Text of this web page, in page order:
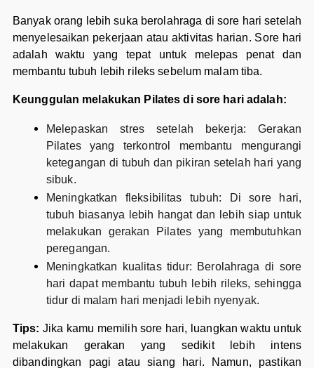
Banyak orang lebih suka berolahraga di sore hari setelah
menyelesaikan pekerjaan atau aktivitas harian. Sore hari
adalah waktu yang tepat untuk melepas penat dan
membantu tubuh lebih rileks sebelum malam tiba.
Keunggulan melakukan Pilates di sore hari adalah:
Melepaskan stres setelah bekerja: Gerakan
Pilates yang terkontrol membantu mengurangi
ketegangan di tubuh dan pikiran setelah hari yang
sibuk.
Meningkatkan fleksibilitas tubuh: Di sore hari,
tubuh biasanya lebih hangat dan lebih siap untuk
melakukan gerakan Pilates yang membutuhkan
peregangan.
Meningkatkan kualitas tidur: Berolahraga di sore
hari dapat membantu tubuh lebih rileks, sehingga
tidur di malam hari menjadi lebih nyenyak.
Tips: Jika kamu memilih sore hari, luangkan waktu untuk
melakukan gerakan yang sedikit lebih intens
dibandingkan pagi atau siang hari. Namun, pastikan